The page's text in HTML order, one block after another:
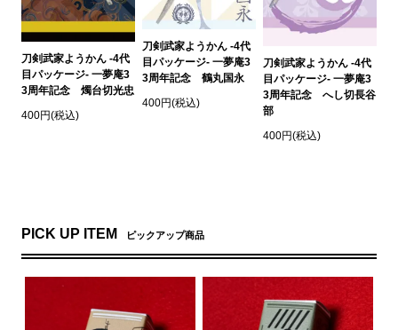
刀剣武家ようかん -4代
目パッケージ- 一夢庵3
3周年記念 燭台切光忠
400円(税込)
刀剣武家ようかん -4代
目パッケージ- 一夢庵3
3周年記念 鶴丸国永
400円(税込)
刀剣武家ようかん -4代
目パッケージ- 一夢庵3
3周年記念 へし切長谷
部
400円(税込)
PICK UP ITEM ピックアップ商品